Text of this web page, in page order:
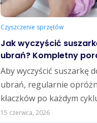
Czyszczenie sprzętów
Jak wyczyścić
ubrań? Kompletny
krok po kroku
Aby wyczyścić suszarkę
ubrań, regularnie
kłaczków po każdym
skraplacz zgodnie z
15 czerwca, 2026